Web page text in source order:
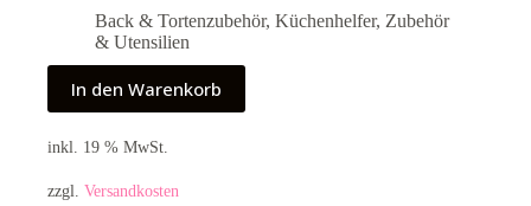
Back & Tortenzubehör, Küchenhelfer, Zubehör
& Utensilien
In den Warenkorb
inkl. 19 % MwSt.
zzgl. Versandkosten